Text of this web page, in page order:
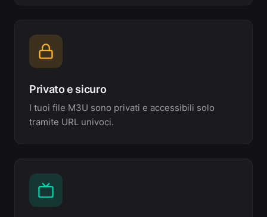
Privato e sicuro
I tuoi file M3U sono privati e accessibili solo
tramite URL univoci.